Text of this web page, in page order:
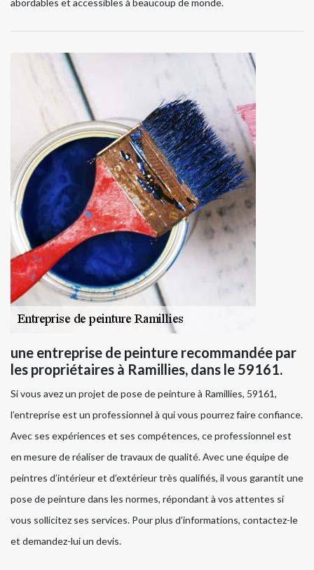
abordables et accessibles à beaucoup de monde.
une entreprise de peinture recommandée par
les propriétaires à Ramillies, dans le 59161.
Si vous avez un projet de pose de peinture à Ramillies, 59161,
l’entreprise est un professionnel à qui vous pourrez faire confiance.
Avec ses expériences et ses compétences, ce professionnel est
en mesure de réaliser de travaux de qualité. Avec une équipe de
peintres d’intérieur et d’extérieur très qualifiés, il vous garantit une
pose de peinture dans les normes, répondant à vos attentes si
vous sollicitez ses services. Pour plus d’informations, contactez-le
et demandez-lui un devis.